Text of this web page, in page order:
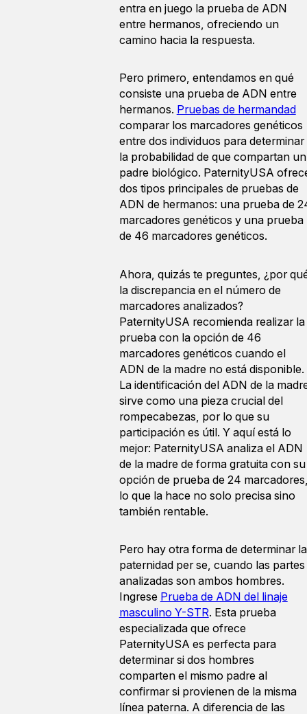
entra en juego la prueba de ADN
entre hermanos, ofreciendo un
camino hacia la respuesta.
Pero primero, entendamos en qué
consiste una prueba de ADN entre
hermanos. Pruebas de hermandad
comparar los marcadores genéticos
entre dos individuos para determinar
la probabilidad de que compartan un
padre biológico. PaternityUSA
dos tipos principales de pruebas de
ADN de hermanos: una prueba de
marcadores genéticos y una prueba
de 46 marcadores genéticos.
Ahora, quizás te preguntes, ¿por
la discrepancia en el número de
marcadores analizados?
PaternityUSA recomienda realizar la
prueba con la opción de 46
marcadores genéticos cuando el
ADN de la madre no está disponible.
La identificación del ADN de la
sirve como una pieza crucial del
rompecabezas, por lo que su
participación es útil. Y aquí está lo
mejor: PaternityUSA analiza el ADN
de la madre de forma gratuita con su
opción de prueba de 24
lo que la hace no solo precisa sino
también rentable.
Pero hay otra forma de determinar la
paternidad per se, cuando las partes
analizadas son ambos hombres.
Ingrese Prueba de ADN del linaje
masculino Y-STR. Esta prueba
especializada que ofrece
PaternityUSA es perfecta para
determinar si dos hombres
comparten el mismo padre al
confirmar si provienen de la misma
línea paterna. A diferencia de las